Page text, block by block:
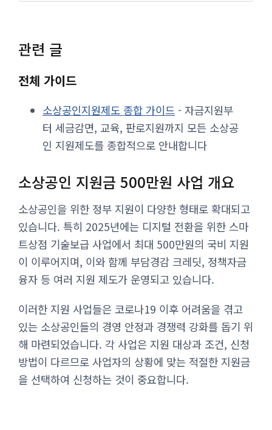
관련 글
전체 가이드
소상공인지원제도 종합 가이드 - 자금지원부
터 세금감면, 교육, 판로지원까지 모든 소상공
인 지원제도를 종합적으로 안내합니다
소상공인 지원금 500만원 사업 개요
소상공인을 위한 정부 지원이 다양한 형태로 확대되고
있습니다. 특히 2025년에는 디지털 전환을 위한 스마
트상점 기술보급 사업에서 최대 500만원의 국비 지원
이 이루어지며, 이와 함께 부담경감 크레딧, 정책자금
융자 등 여러 지원 제도가 운영되고 있습니다.
이러한 지원 사업들은 코로나19 이후 어려움을 겪고
있는 소상공인들의 경영 안정과 경쟁력 강화를 돕기 위
해 마련되었습니다. 각 사업은 지원 대상과 조건, 신청
방법이 다르므로 사업자의 상황에 맞는 적절한 지원금
을 선택하여 신청하는 것이 중요합니다.